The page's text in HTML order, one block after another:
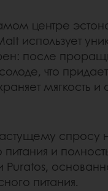
центре
использует
после
что
мягкость
спросу
питания и
Puratos,
питания.